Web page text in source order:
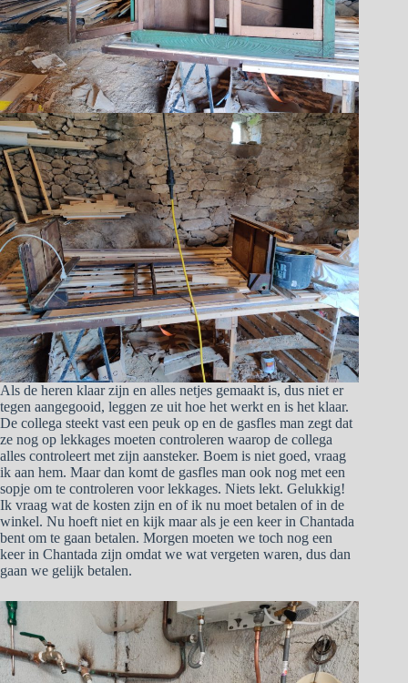
Als de heren klaar zijn en alles netjes gemaakt is, dus niet er
tegen aangegooid, leggen ze uit hoe het werkt en is het klaar.
De collega steekt vast een peuk op en de gasfles man zegt dat
ze nog op lekkages moeten controleren waarop de collega
alles controleert met zijn aansteker. Boem is niet goed, vraag
ik aan hem. Maar dan komt de gasfles man ook nog met een
sopje om te controleren voor lekkages. Niets lekt. Gelukkig!
Ik vraag wat de kosten zijn en of ik nu moet betalen of in de
winkel. Nu hoeft niet en kijk maar als je een keer in Chantada
bent om te gaan betalen. Morgen moeten we toch nog een
keer in Chantada zijn omdat we wat vergeten waren, dus dan
gaan we gelijk betalen.